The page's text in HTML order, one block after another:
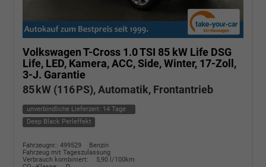
Volkswagen T-Cross 1.0 TSI 85 kW Life DSG
Life, LED, Kamera, ACC, Side, Winter, 17-Zoll,
3-J. Garantie
85 kW (116 PS), Automatik, Frontantrieb
unverbindliche Lieferzeit: 14 Tage
Deep Black Perleffekt
Fahrzeugnr.: 499529
Benzin
Fahrzeug mit Tageszulassung
Verbrauch kombiniert:
5,90 l/100km